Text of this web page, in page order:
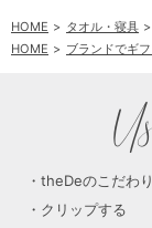
HOME タオル・寝具
HOME
ブランドでギ
theDeのこだわり
クリップする